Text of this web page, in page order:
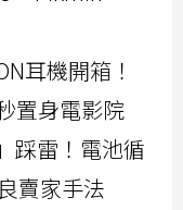
耳機開箱！
置身電影院
踩雷！電池循
賣家手法